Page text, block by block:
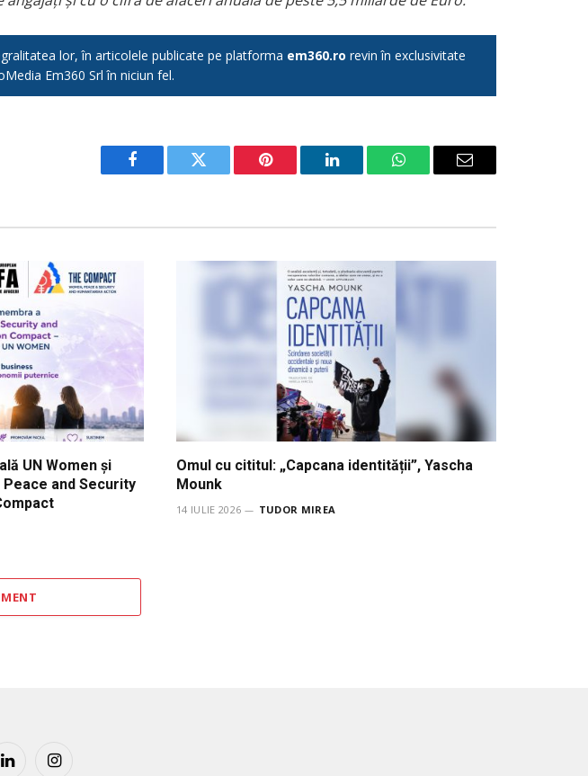
lor, în articolele publicate pe platforma em360.ro revin în exclusivitate
Em360 Srl în niciun fel.
Facebook Twitter Pinterest LinkedIn WhatsAppEmail
UN Women și
and Security
Omul cu cititul: „Capcana identității”, Yascha
Mounk
14 IULIE 2026 TUDOR MIREA
LinkedInInstagram